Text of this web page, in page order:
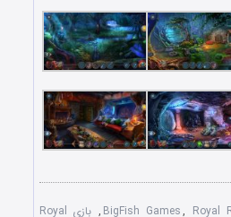
BigFish Games, Royal
,
بازی Royal